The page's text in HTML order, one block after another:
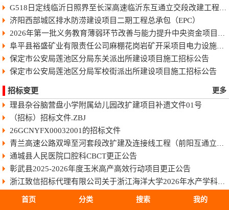
G518日定线临沂日照界至长深高速临沂东互通立交段改建工程快速化智慧公路施工招标公告
济阳西部城区排水防涝建设项目二期工程总承包（EPC）
2026年第一批义务教育薄弱环节改善与能力提升中央资金项目-藤县和平镇第一初级中学学生宿舍楼工程项目施工招标
阜平县裕盛矿业有限责任公司麻棚花岗岩矿开采项目电力设施设计采购施工总承包（二次）招标公告
保定市公安局莲池区分局东关派出所建设项目施工招标公告
保定市公安局莲池区分局军校街派出所建设项目施工招标公告
招标变更 更多
理县杂谷脑营盘小学附属幼儿园改扩建项目补遗文件01号
（招标）招标文件.ZBJ
26GCNYFX00032001的招标文件
青兰高速公路双埠至河套段改扩建及连接线工程（前阳互通立交北向匝道工程）机电工程施工1标段招标文件
通城县人民医院口腔科CBCT更正公告
彰武县2025-2026年度玉米高产高效行动项目更正公告
浙江致信招标代理有限公司关于浙江海洋大学2026年水产学科建设设备采购项目的更正公告
温州市信合工程咨询有限公司关于2026年苍南县困难残疾人家庭居住环境提升项目的更正公告（四）
首页 分类 搜索 我的